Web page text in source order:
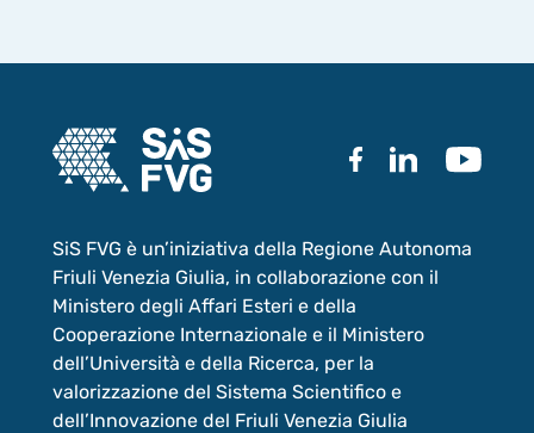
SiS FVG è un’iniziativa della Regione Autonoma
Friuli Venezia Giulia, in collaborazione con il
Ministero degli Affari Esteri e della
Cooperazione Internazionale e il Ministero
dell’Università e della Ricerca, per la
valorizzazione del Sistema Scientifico e
dell’Innovazione del Friuli Venezia Giulia